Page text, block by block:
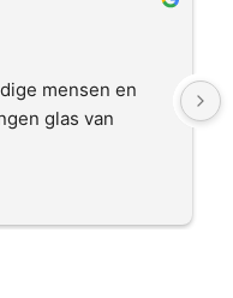
mensen en
glas van